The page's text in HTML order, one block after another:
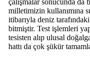
milletimizin kullanımına
itibarıyla deniz tarafındaki
bitmiştir. Test işlemleri
tesisten alıp ulusal
hattı da çok şükür